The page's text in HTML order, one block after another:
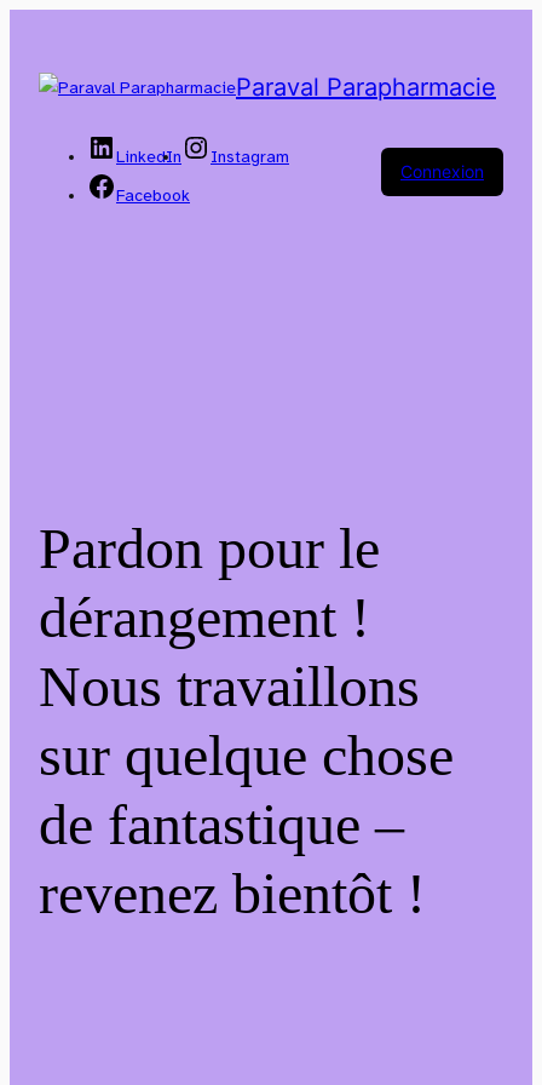
Paraval Parapharmacie
LinkedIn
Instagram
Facebook
Connexion
Pardon pour le
dérangement !
Nous travaillons
sur quelque chose
de fantastique –
revenez bientôt !